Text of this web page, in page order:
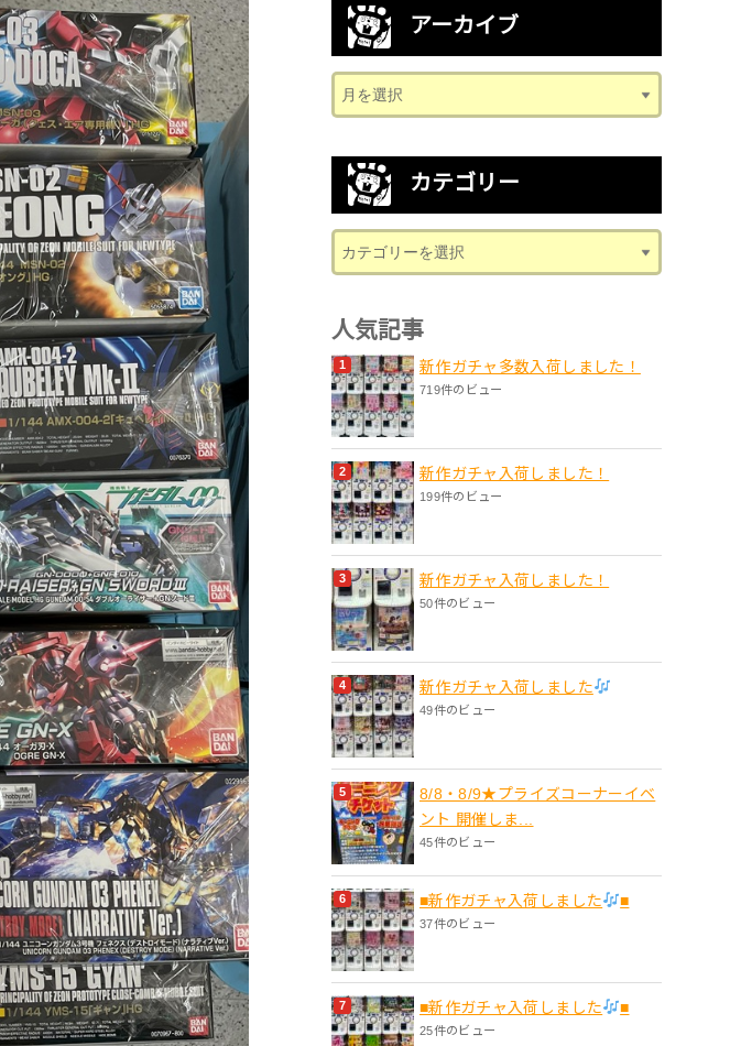
アーカイブ
カテゴリー
人気記事
新作ガチャ多数入荷しました！
719件のビュー
新作ガチャ入荷しました！
199件のビュー
新作ガチャ入荷しました！
50件のビュー
新作ガチャ入荷しました
49件のビュー
8/8・8/9★プライズコーナーイベ
ント 開催しま...
45件のビュー
■新作ガチャ入荷しました ■
37件のビュー
■新作ガチャ入荷しました ■
25件のビュー